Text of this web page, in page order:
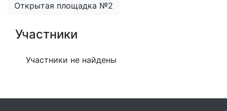
Открытая площадка №2
Участники
Участники не найдены